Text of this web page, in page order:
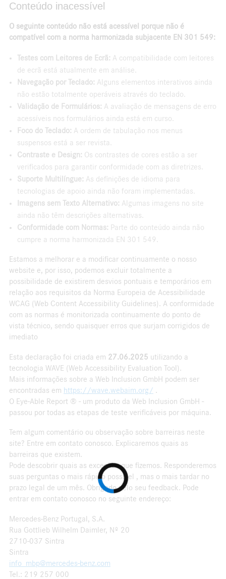
Conteúdo inacessível
O seguinte conteúdo não está acessível porque não é
compatível com a norma harmonizada subjacente EN 301 549:
Testes com Leitores de Ecrã: A compatibilidade com leitores
de ecrã está atualmente em análise.
Navegação por Teclado: Alguns elementos interativos ainda
não estão totalmente operáveis através do teclado.
Validação de Formulários: A avaliação de mensagens de erro
acessíveis nos formulários ainda está em curso.
Foco do Teclado: A ordem de tabulação nos menus
suspensos está a ser revista.
Contraste e Design: Os contrastes de cores estão a ser
verificados para garantir conformidade com as diretrizes.
Suporte Multilíngue: As definições de idioma para
tecnologias de apoio ainda não foram implementadas.
Imagens sem Texto Alternativo: Algumas imagens no site
ainda não têm descrições alternativas.
Conformidade com Normas: Parte do conteúdo ainda não
cumpre a norma harmonizada EN 301 549.
Estamos a melhorar e a modificar continuamente o nosso
website e, por isso, podemos excluir totalmente a
possibilidade de existirem desvios pontuais e temporários em
relação aos requisitos da Norma Europeia de Acessibilidade
WCAG (Web Content Accessibility Guidelines). A conformidade
com as normas é monitorizada continuamente do ponto de
vista técnico, sendo quaisquer erros que surjam corrigidos de
imediato
Esta declaração foi criada em 27.06.2025 utilizando a
tecnologia WAVE (Web Accessibility Evaluation Tool).
Mais informações sobre a Web Inclusion GmbH podem ser
encontradas em https://wave.webaim.org/ .
O Eye-Able Report ® - um produto da Web Inclusion GmbH -
passou por todas as etapas de teste verificáveis por máquina.
Tem algum comentário ou observação sobre barreiras neste
site? Entre em contato conosco. Explicaremos quais as
barreiras que existem.
Pode descobrir quais as exceções que fizemos. Responderemos
suas perguntas o mais rápido possível , mas o mais tardar no
prazo legal de um mês. Obrigado pelo seu feedback. Pode
entrar em contato conosco no seguinte endereço:
Mercedes-Benz Portugal, S.A.
Rua Gottlieb Wilhelm Daimler, Nº 20
2710-037 Sintra
Sintra
info_mbp@mercedes-benz.com
Tel.: 219 257 000